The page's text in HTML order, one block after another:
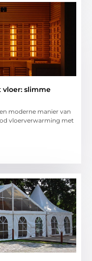
slimme
moderne manier van
vloerverwarming met